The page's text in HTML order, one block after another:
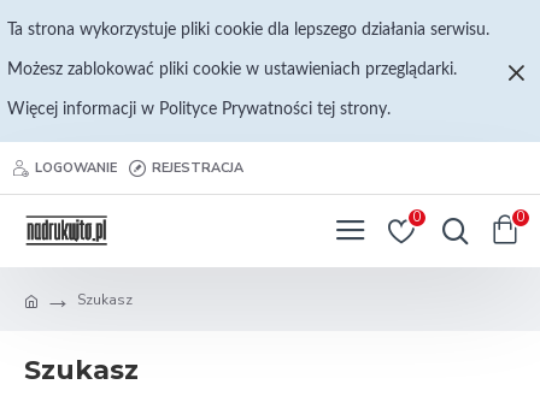
Ta strona wykorzystuje pliki cookie dla lepszego działania serwisu.
Możesz zablokować pliki cookie w ustawieniach przeglądarki.
Więcej informacji w Polityce Prywatności tej strony.
LOGOWANIE REJESTRACJA
0 0
Szukasz
Szukasz